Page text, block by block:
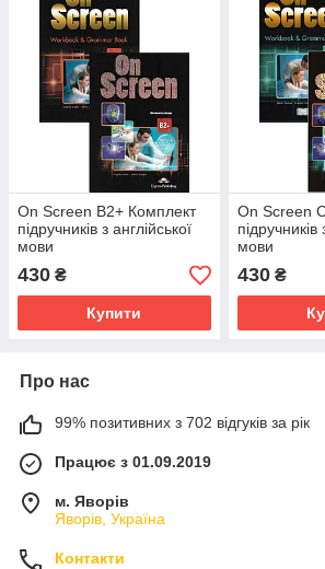
On Screen B2+ Комплект
підручників з англійської
мови
430 ₴
Купити
On Screen
підручників
мови
430₴
Про нас
99% позитивних з 702 відгуків за рік
Працює з 01.09.2019
м. Яворів
Яворів, Україна
Контакти